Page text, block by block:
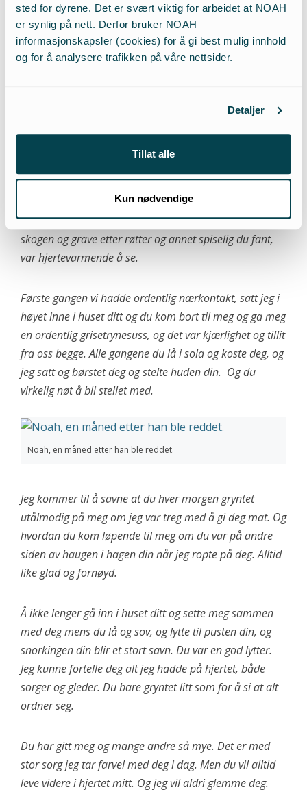
sted for dyrene. Det er svært viktig for arbeidet at NOAH
er synlig på nett. Derfor bruker NOAH
informasjonskapsler (cookies) for å gi best mulig innhold
og for å analysere trafikken på våre nettsider.
Detaljer
Tillat alle
Kun nødvendige
Til grisen Noah fra matmor
Matmor og NOAH-frivillig, Sissel Rørvik, har
skrevet denne siste hilsenen til sin venn, grisen
så godt den dagen du flyttet hjem til meg. Hvordan du
var så redd for å gå inn i huset ditt i frykt for å bli stengt
inne igjen. Og gleden du viste når du kunne tusle rundt i
skogen og grave etter røtter og annet spiselig du fant,
var hjertevarmende å se.
Første gangen vi hadde ordentlig nærkontakt, satt jeg i
høyet inne i huset ditt og du kom bort til meg og ga meg
en ordentlig grisetrynesuss, og det var kjærlighet og tillit
fra oss begge. Alle gangene du lå i sola og koste deg, og
jeg satt og børstet deg og stelte huden din. Og du
virkelig nøt å bli stellet med.
Noah, en måned etter han ble reddet.
Jeg kommer til å savne at du hver morgen gryntet
utålmodig på meg om jeg var treg med å gi deg mat. Og
hvordan du kom løpende til meg om du var på andre
siden av haugen i hagen din når jeg ropte på deg. Alltid
like glad og fornøyd.
Å ikke lenger gå inn i huset ditt og sette meg sammen
med deg mens du lå og sov, og lytte til pusten din, og
snorkingen din blir et stort savn. Du var en god lytter.
Jeg kunne fortelle deg alt jeg hadde på hjertet, både
sorger og gleder. Du bare gryntet litt som for å si at alt
ordner seg.
Du har gitt meg og mange andre så mye. Det er med
stor sorg jeg tar farvel med deg i dag. Men du vil alltid
leve videre i hjertet mitt. Og jeg vil aldri glemme deg.